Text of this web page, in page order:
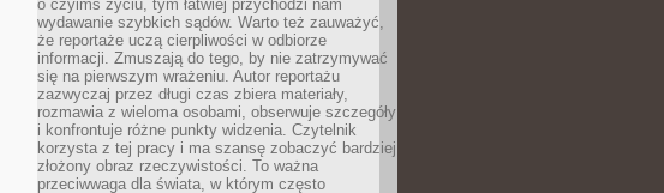
o czyimś życiu, tym łatwiej przychodzi nam
wydawanie szybkich sądów. Warto też zauważyć,
że reportaże uczą cierpliwości w odbiorze
informacji. Zmuszają do tego, by nie zatrzymywać
się na pierwszym wrażeniu. Autor reportażu
zazwyczaj przez długi czas zbiera materiały,
rozmawia z wieloma osobami, obserwuje szczegóły
i konfrontuje różne punkty widzenia. Czytelnik
korzysta z tej pracy i ma szansę zobaczyć bardziej
złożony obraz rzeczywistości. To ważna
przeciwwaga dla świata, w którym często